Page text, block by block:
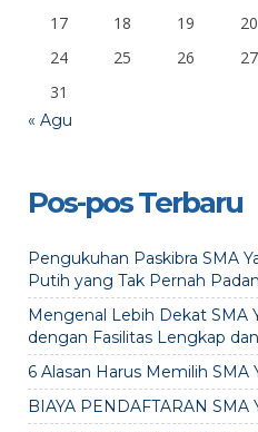
17
18 19 20
24
25 26 27
31
« Agu
Pos-pos Terbaru
Pengukuhan Paskibra SMA
Putih yang Tak Pernah
Mengenal Lebih Dekat SMA
dengan Fasilitas Lengkap
6 Alasan Harus Memilih SMA
BIAYA PENDAFTARAN SMA